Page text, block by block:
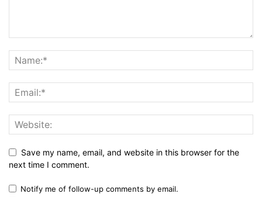
Save my name, email, and website in this browser for the
next time I comment.
Notify me of follow-up comments by email.